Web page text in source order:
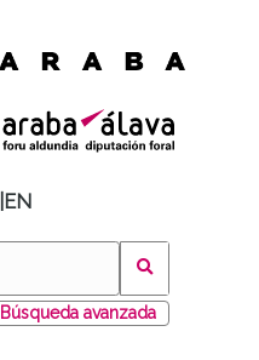
EN
Búsqueda avanzada